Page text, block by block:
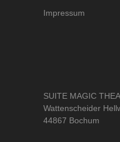
Impressum
SUITE MAGIC
Wattenscheider
44867 Bochum